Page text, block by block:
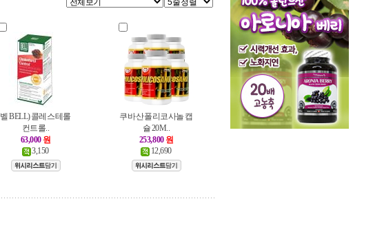
벨 BELL) 콜레스테롤
컨트롤..
63,000 원
3,150
쿠바산 폴리코사놀 캡
슐 20M..
253,800 원
12,690